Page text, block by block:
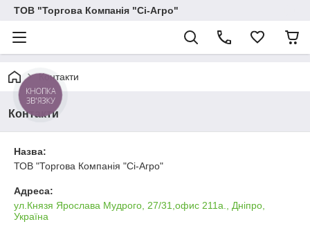
ТОВ "Торгова Компанія "Сі-Агро"
Контакти
Контакти
Назва:
ТОВ "Торгова Компанія "Сі-Агро"
Адреса:
ул.Князя Ярослава Мудрого, 27/31,офис 211а., Дніпро,
Україна
КНОПКА
ЗВ'ЯЗКУ